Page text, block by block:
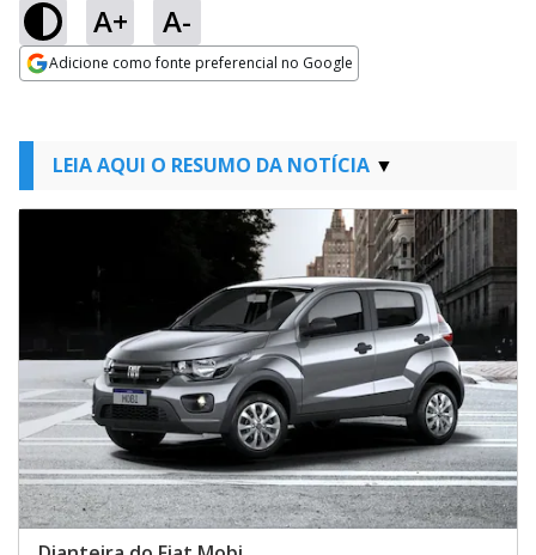
A+ A-
Adicione como fonte preferencial no Google
LEIA AQUI O RESUMO DA NOTÍCIA